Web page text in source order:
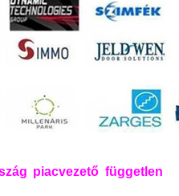
piacvezető független